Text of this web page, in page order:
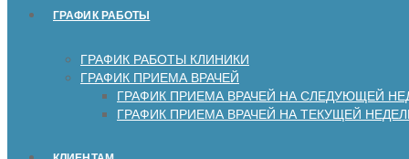
ГРАФИК РАБОТЫ
ГРАФИК РАБОТЫ КЛИНИКИ
ГРАФИК ПРИЕМА ВРАЧЕЙ
ГРАФИК ПРИЕМА ВРАЧЕЙ НА СЛЕДУЮЩЕЙ
ГРАФИК ПРИЕМА ВРАЧЕЙ НА ТЕКУЩЕЙ